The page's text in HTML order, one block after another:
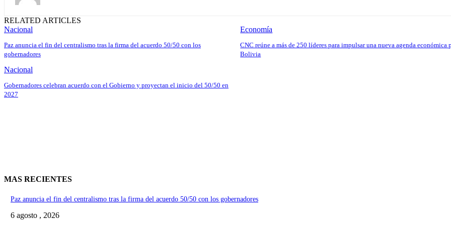
RELATED ARTICLES
Nacional
Paz anuncia el fin del centralismo tras la firma del acuerdo 50/50 con los
gobernadores
Economía
CNC reúne a más de 250 líderes para impulsar una nueva agenda económica
Bolivia
Nacional
Gobernadores celebran acuerdo con el Gobierno y proyectan el inicio del 50/50 en
2027
MAS RECIENTES
Paz anuncia el fin del centralismo tras la firma del acuerdo 50/50 con los gobernadores
6 agosto , 2026